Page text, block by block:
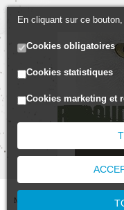
MENU
En cliquant sur ce
Cookies obligatoires
Cookies statistiques
Cookies marketing et